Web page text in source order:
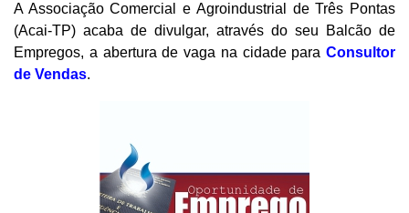
A Associação Comercial e Agroindustrial de Três Pontas
(Acai-TP) acaba de divulgar, através do seu Balcão de
Empregos, a abertura de vaga na cidade para Consultor
de Vendas.